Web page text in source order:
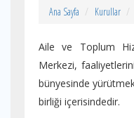
Ana Sayfa Kurullar
Aile ve Toplum
Merkezi,
bünyesinde
birliği içerisindedir.